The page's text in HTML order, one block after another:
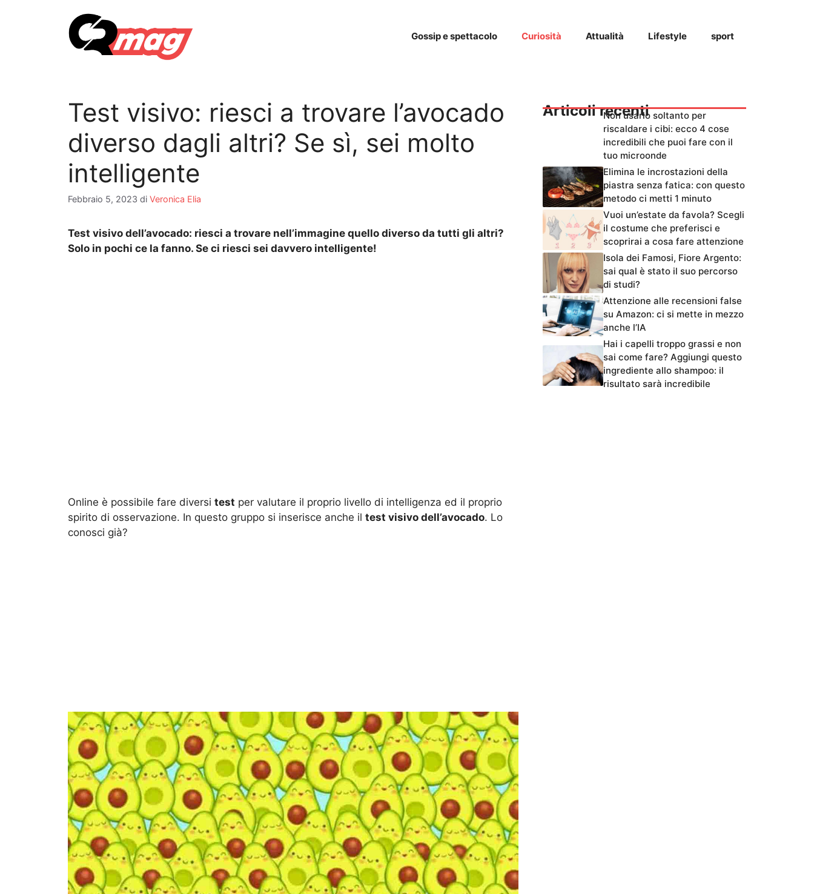
Gossip e spettacolo Curiosità Attualità Lifestyle sport
Test visivo: riesci a trovare l’avocado
diverso dagli altri? Se sì, sei molto
intelligente
Febbraio 5, 2023 di Veronica Elia
Test visivo dell’avocado: riesci a trovare nell’immagine quello diverso da tutti gli altri?
Solo in pochi ce la fanno. Se ci riesci sei davvero intelligente!
Online è possibile fare diversi test per valutare il proprio livello di intelligenza ed il proprio
spirito di osservazione. In questo gruppo si inserisce anche il test visivo dell’avocado. Lo
conosci già?
Articoli recentiNon usarlo soltanto per
riscaldare i cibi: ecco 4 cose
incredibili che puoi fare con il
tuo microonde
Elimina le incrostazioni della
piastra senza fatica: con questo
metodo ci metti 1 minuto
Vuoi un’estate da favola? Scegli
il costume che preferisci e
scoprirai a cosa fare attenzione
Isola dei Famosi, Fiore Argento:
sai qual è stato il suo percorso
di studi?
Attenzione alle recensioni false
su Amazon: ci si mette in mezzo
anche l’IA
Hai i capelli troppo grassi e non
sai come fare? Aggiungi questo
ingrediente allo shampoo: il
risultato sarà incredibile